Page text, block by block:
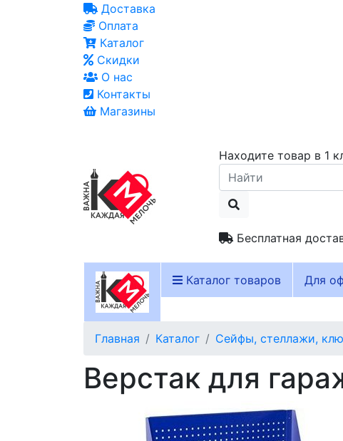
Доставка
Оплата
Каталог
Скидки
О нас
Контакты
Магазины
Находите товар в 1
Бесплатная
Каталог товаров Для
Главная Каталог Сейфы, стеллажи,
Верстак для